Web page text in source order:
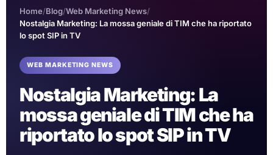
Home/Blog/Web Marketing News/
Nostalgia Marketing: La mossa geniale di TIM che ha riportato
lo spot SIP in TV
WEB MARKETING NEWS
Nostalgia Marketing: La
mossa geniale di TIM che ha
riportato lo spot SIP in TV